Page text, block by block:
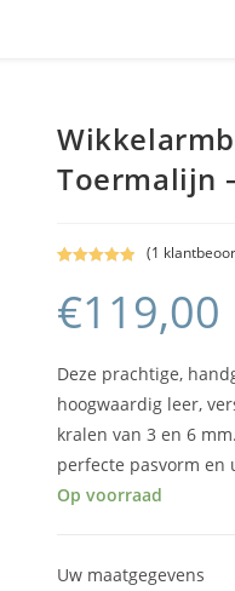
Toermalijn
5.00 op 5
gebaseerd
waardering
(1
€119,00
Deze prachtige,
hoogwaardig leer,
kralen van 3 en 6
perfecte pasvorm en
Op voorraad
Uw maatgegevens